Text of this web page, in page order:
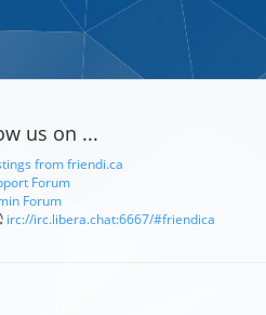
us on ...
from friendi.ca
Forum
Forum
irc://irc.libera.chat:6667/#friendica